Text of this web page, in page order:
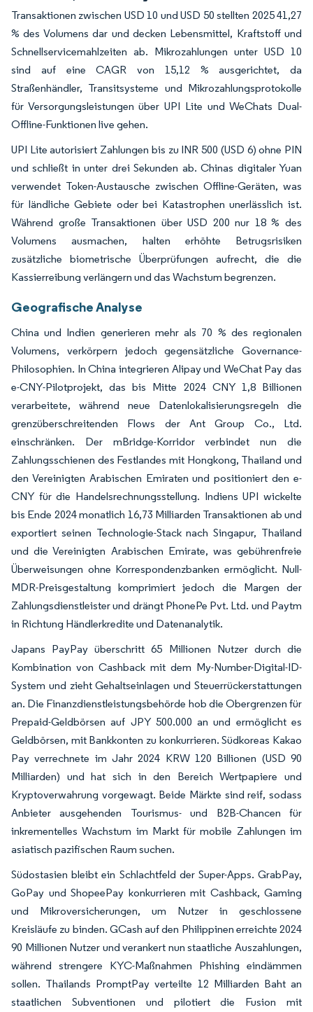
Transaktionen zwischen USD 10 und USD 50 stellten 2025 41,27
% des Volumens dar und decken Lebensmittel, Kraftstoff und
Schnellservicemahlzeiten ab. Mikrozahlungen unter USD 10
sind auf eine CAGR von 15,12 % ausgerichtet, da
Straßenhändler, Transitsysteme und Mikrozahlungsprotokolle
für Versorgungsleistungen über UPI Lite und WeChats Dual-
Offline-Funktionen live gehen.
UPI Lite autorisiert Zahlungen bis zu INR 500 (USD 6) ohne PIN
und schließt in unter drei Sekunden ab. Chinas digitaler Yuan
verwendet Token-Austausche zwischen Offline-Geräten, was
für ländliche Gebiete oder bei Katastrophen unerlässlich ist.
Während große Transaktionen über USD 200 nur 18 % des
Volumens ausmachen, halten erhöhte Betrugsrisiken
zusätzliche biometrische Überprüfungen aufrecht, die die
Kassierreibung verlängern und das Wachstum begrenzen.
Geografische Analyse
China und Indien generieren mehr als 70 % des regionalen
Volumens, verkörpern jedoch gegensätzliche Governance-
Philosophien. In China integrieren Alipay und WeChat Pay das
e-CNY-Pilotprojekt, das bis Mitte 2024 CNY 1,8 Billionen
verarbeitete, während neue Datenlokalisierungsregeln die
grenzüberschreitenden Flows der Ant Group Co., Ltd.
einschränken. Der mBridge-Korridor verbindet nun die
Zahlungsschienen des Festlandes mit Hongkong, Thailand und
den Vereinigten Arabischen Emiraten und positioniert den e-
CNY für die Handelsrechnungsstellung. Indiens UPI wickelte
bis Ende 2024 monatlich 16,73 Milliarden Transaktionen ab und
exportiert seinen Technologie-Stack nach Singapur, Thailand
und die Vereinigten Arabischen Emirate, was gebührenfreie
Überweisungen ohne Korrespondenzbanken ermöglicht. Null-
MDR-Preisgestaltung komprimiert jedoch die Margen der
Zahlungsdienstleister und drängt PhonePe Pvt. Ltd. und Paytm
in Richtung Händlerkredite und Datenanalytik.
Japans PayPay überschritt 65 Millionen Nutzer durch die
Kombination von Cashback mit dem My-Number-Digital-ID-
System und zieht Gehaltseinlagen und Steuerrückerstattungen
an. Die Finanzdienstleistungsbehörde hob die Obergrenzen für
Prepaid-Geldbörsen auf JPY 500.000 an und ermöglicht es
Geldbörsen, mit Bankkonten zu konkurrieren. Südkoreas Kakao
Pay verrechnete im Jahr 2024 KRW 120 Billionen (USD 90
Milliarden) und hat sich in den Bereich Wertpapiere und
Kryptoverwahrung vorgewagt. Beide Märkte sind reif, sodass
Anbieter ausgehenden Tourismus- und B2B-Chancen für
inkrementelles Wachstum im Markt für mobile Zahlungen im
asiatisch pazifischen Raum suchen.
Südostasien bleibt ein Schlachtfeld der Super-Apps. GrabPay,
GoPay und ShopeePay konkurrieren mit Cashback, Gaming
und Mikroversicherungen, um Nutzer in geschlossene
Kreisläufe zu binden. GCash auf den Philippinen erreichte 2024
90 Millionen Nutzer und verankert nun staatliche Auszahlungen,
während strengere KYC-Maßnahmen Phishing eindämmen
sollen. Thailands PromptPay verteilte 12 Milliarden Baht an
staatlichen Subventionen und pilotiert die Fusion mit